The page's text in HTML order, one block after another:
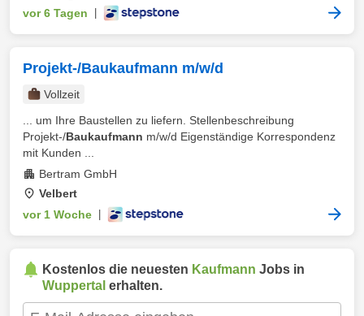
vor 6 Tagen
Projekt-/Baukaufmann m/w/d
Vollzeit
... um Ihre Baustellen zu liefern. Stellenbeschreibung
Projekt-/Baukaufmann m/w/d Eigenständige Korrespondenz
mit Kunden ...
Bertram GmbH
Velbert
vor 1 Woche
Kostenlos die neuesten Kaufmann Jobs in
Wuppertal erhalten.